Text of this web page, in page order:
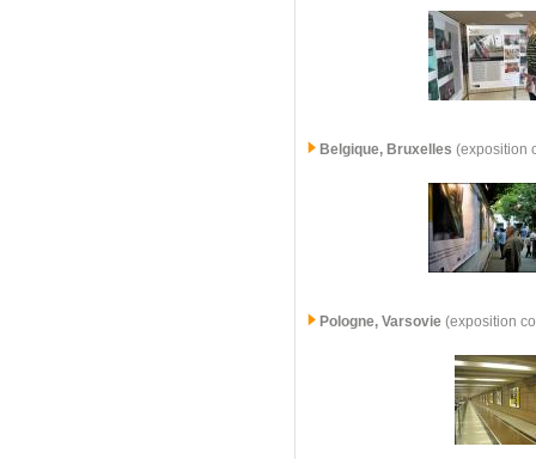
Belgique, Bruxelles (exposition
Pologne, Varsovie (exposition